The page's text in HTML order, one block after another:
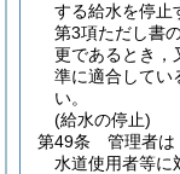
する給水を停止
第3項ただし書
更であるとき，
準に適合してい
い。
(給水の停止)
第49条
管理者は
水道使用者等に